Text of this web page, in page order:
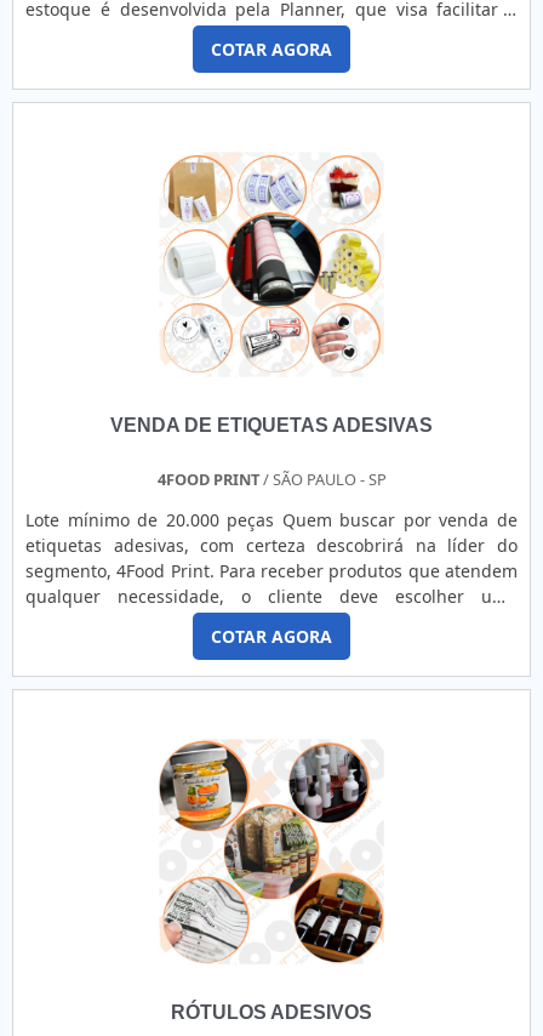
estoque é desenvolvida pela Planner, que visa facilitar a
localização e um amplo controle sobre o armazenamento
geral.O planejamento do endereçamento deve ser realizado
com muito cuidado, de modo, que estejam sempre ao
alcance dos operadores de empilhadeiras. Uma posição de
condições de leitura, pode induzir ao erro e
consequentemente a inutilização do espaço, o que pode
acarretar prejuízo a empresa.Solicite um orçamento abaixo
para a etiqueta para controle de estoque!Para mais
informações, baixe o PDF.
COTAR AGORA
VENDA DE ETIQUETAS ADESIVAS
4FOOD PRINT/ SÃO PAULO - SP
Lote mínimo de 20.000 peças Quem buscar por venda de
etiquetas adesivas, com certeza descobrirá na líder do
segmento, 4Food Print. Para receber produtos que atendem
qualquer necessidade, o cliente deve escolher uma
organização que se destaque por um bom suporte pré-
venda e tenha ampla experiência no ramo.Quando a
temática é venda de etiquetas adesivas, com a melhor mão
de obra da 4Food Print o cliente obterá assertividade e
COTAR AGORA
RÓTULOS ADESIVOS